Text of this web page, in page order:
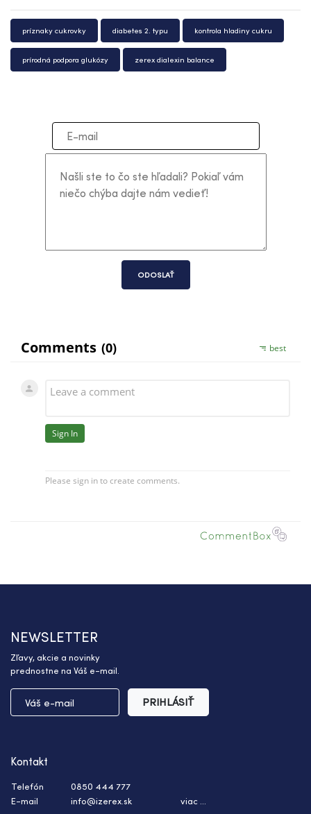
príznaky cukrovky diabetes 2. typu kontrola hladiny cukru
prírodná podpora glukózy zerex dialexin balance
ODOSLAŤ
NEWSLETTER
Zľavy, akcie a novinky
prednostne na Váš e-mail.
PRIHLÁSIŤ
Kontakt
Telefón
0850 444 777
E-mail
info@izerex.sk viac ...